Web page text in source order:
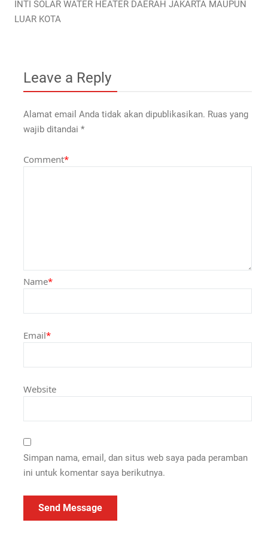
INTI SOLAR WATER HEATER DAERAH JAKARTA MAUPUN
LUAR KOTA
Leave a Reply
Alamat email Anda tidak akan dipublikasikan. Ruas yang
wajib ditandai *
Comment*
Name*
Email*
Website
Simpan nama, email, dan situs web saya pada peramban
ini untuk komentar saya berikutnya.